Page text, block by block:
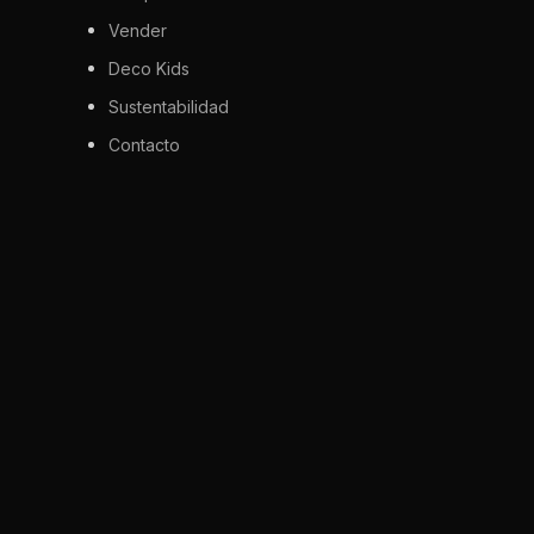
Vender
Deco Kids
Sustentabilidad
Contacto